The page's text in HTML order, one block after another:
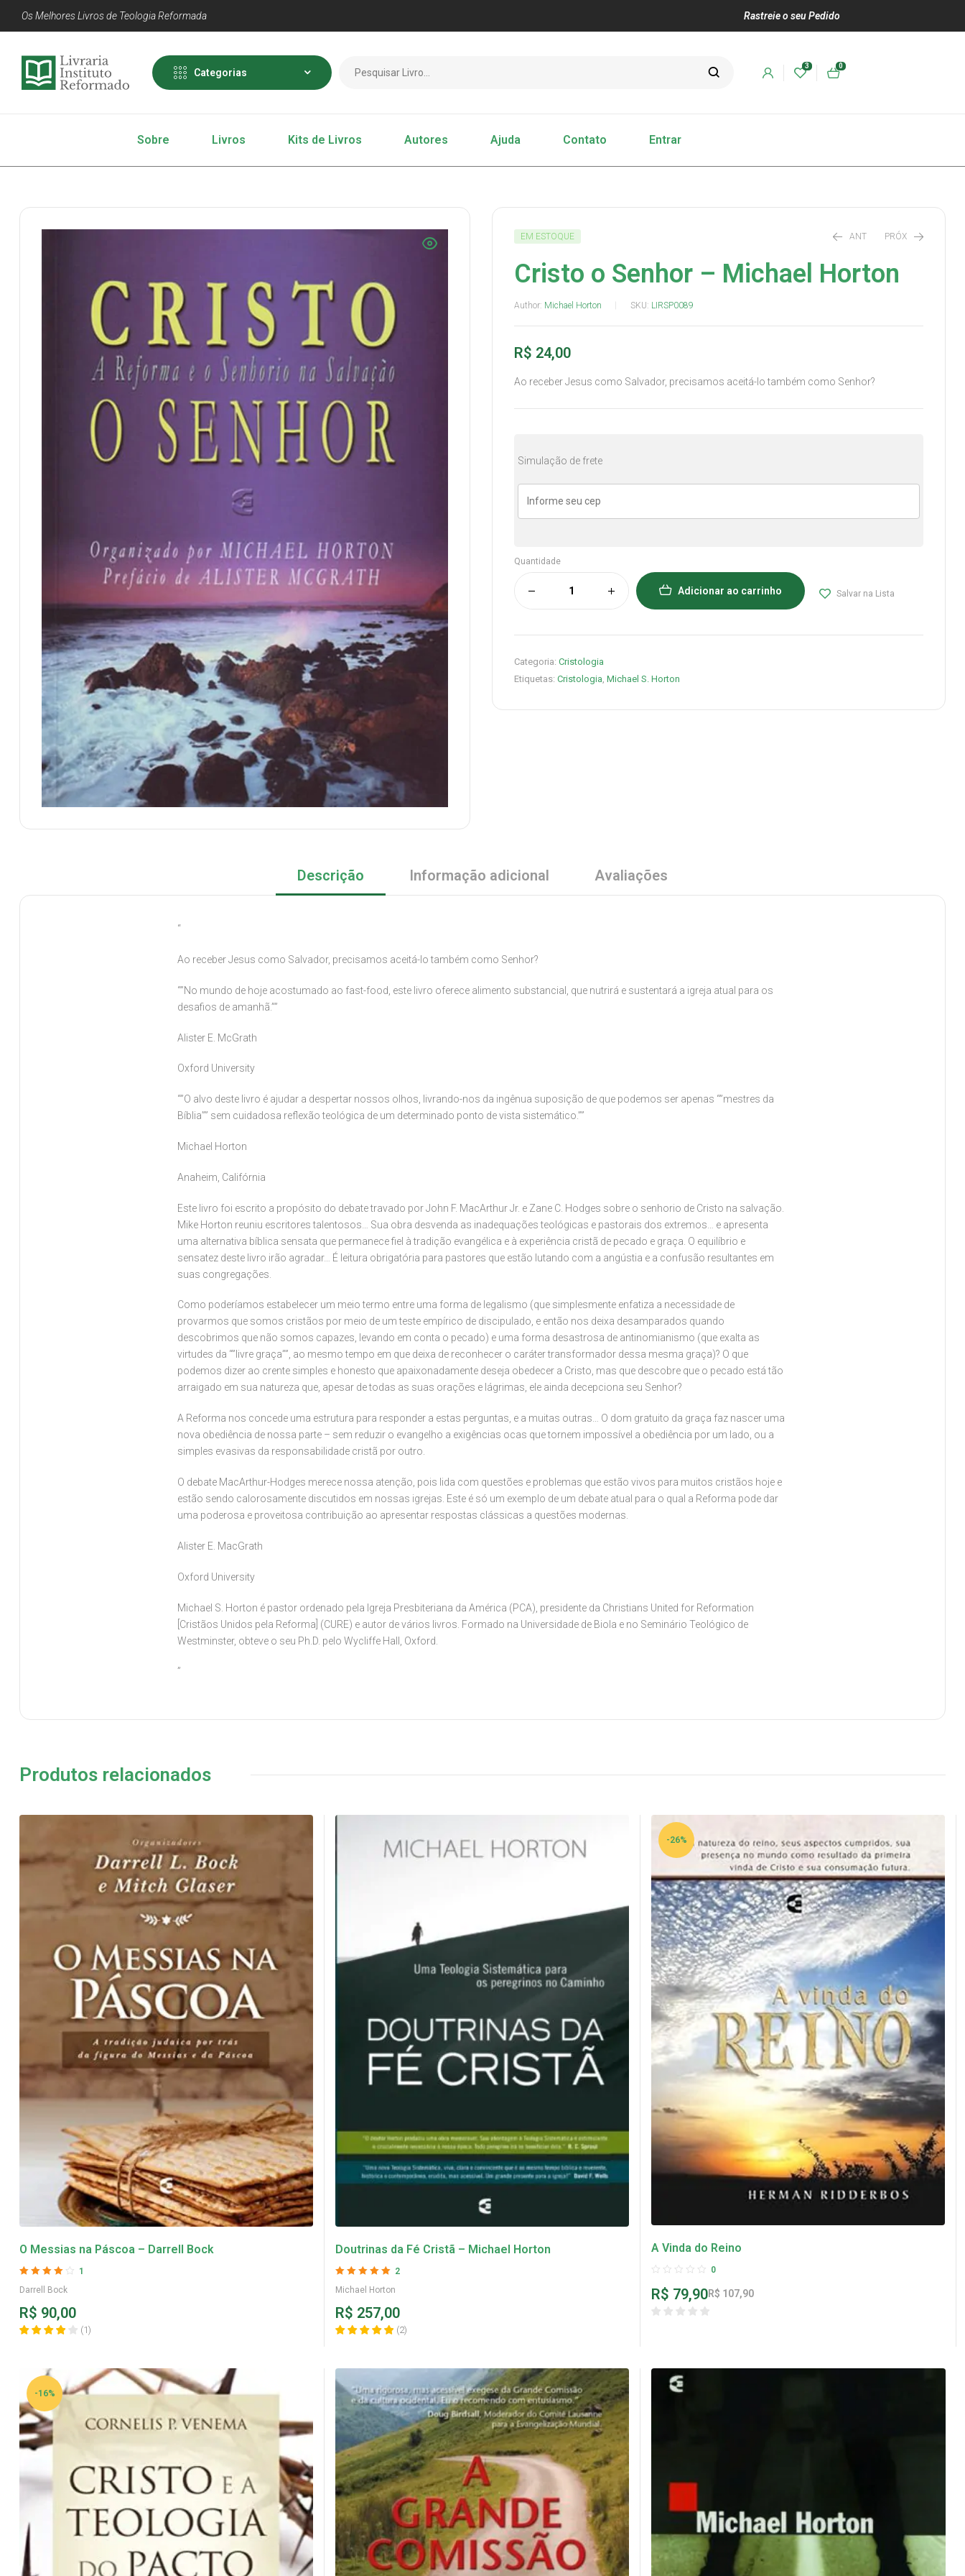
Os Melhores Livros de Teologia Reformada Rastreie o seu Pedido
Categorias
3 0
Sobre Livros Kits de Livros Autores Ajuda Contato Entrar
EM ESTOQUE ANT PRÓX
Cristo o Senhor – Michael Horton
Author: Michael Horton SKU: LIRSP0089
R$ 24,00
Ao receber Jesus como Salvador, precisamos aceitá-lo também como Senhor?
Simulação de frete
Quantidade
Adicionar ao carrinho Salvar na Lista
Categoria: Cristologia
Etiquetas: Cristologia, Michael S. Horton
Descrição Informação adicional Avaliações
“
Ao receber Jesus como Salvador, precisamos aceitá-lo também como Senhor?
“”No mundo de hoje acostumado ao fast-food, este livro oferece alimento substancial, que nutrirá e sustentará a igreja atual para os
desafios de amanhã.””
Alister E. McGrath
Oxford University
“”O alvo deste livro é ajudar a despertar nossos olhos, livrando-nos da ingênua suposição de que podemos ser apenas “”mestres da
Bíblia”” sem cuidadosa reflexão teológica de um determinado ponto de vista sistemático.””
Michael Horton
Anaheim, Califórnia
Este livro foi escrito a propósito do debate travado por John F. MacArthur Jr. e Zane C. Hodges sobre o senhorio de Cristo na salvação.
Mike Horton reuniu escritores talentosos… Sua obra desvenda as inadequações teológicas e pastorais dos extremos… e apresenta
uma alternativa bíblica sensata que permanece fiel à tradição evangélica e à experiência cristã de pecado e graça. O equilíbrio e
sensatez deste livro irão agradar… É leitura obrigatória para pastores que estão lutando com a angústia e a confusão resultantes em
suas congregações.
Como poderíamos estabelecer um meio termo entre uma forma de legalismo (que simplesmente enfatiza a necessidade de
provarmos que somos cristãos por meio de um teste empírico de discipulado, e então nos deixa desamparados quando
descobrimos que não somos capazes, levando em conta o pecado) e uma forma desastrosa de antinomianismo (que exalta as
virtudes da “”livre graça””, ao mesmo tempo em que deixa de reconhecer o caráter transformador dessa mesma graça)? O que
podemos dizer ao crente simples e honesto que apaixonadamente deseja obedecer a Cristo, mas que descobre que o pecado está tão
arraigado em sua natureza que, apesar de todas as suas orações e lágrimas, ele ainda decepciona seu Senhor?
A Reforma nos concede uma estrutura para responder a estas perguntas, e a muitas outras… O dom gratuito da graça faz nascer uma
nova obediência de nossa parte – sem reduzir o evangelho a exigências ocas que tornem impossível a obediência por um lado, ou a
simples evasivas da responsabilidade cristã por outro.
O debate MacArthur-Hodges merece nossa atenção, pois lida com questões e problemas que estão vivos para muitos cristãos hoje e
estão sendo calorosamente discutidos em nossas igrejas. Este é só um exemplo de um debate atual para o qual a Reforma pode dar
uma poderosa e proveitosa contribuição ao apresentar respostas clássicas a questões modernas.
Alister E. MacGrath
Oxford University
Michael S. Horton é pastor ordenado pela Igreja Presbiteriana da América (PCA), presidente da Christians United for Reformation
[Cristãos Unidos pela Reforma] (CURE) e autor de vários livros. Formado na Universidade de Biola e no Seminário Teológico de
Westminster, obteve o seu Ph.D. pelo Wycliffe Hall, Oxford.
”
Produtos relacionados
O Messias na Páscoa – Darrell Bock
1
Darrell Bock
R$ 90,00
(1)
Doutrinas da Fé Cristã – Michael Horton
2
Michael Horton
R$ 257,00
(2)
-26%
A Vinda do Reino
0
R$ 107,90
R$ 79,90
-16%